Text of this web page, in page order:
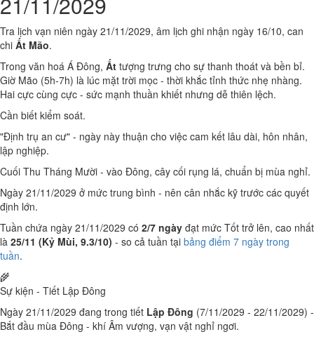
Tra lịch vạn niên ngày 21/11/2029, âm lịch ghi nhận ngày 16/10, can
chi Ất Mão.
Trong văn hoá Á Đông, Ất tượng trưng cho sự thanh thoát và bền bỉ.
Giờ Mão (5h-7h) là lúc mặt trời mọc - thời khắc tỉnh thức nhẹ nhàng.
Hai cực cùng cực - sức mạnh thuần khiết nhưng dễ thiên lệch.
Cần biết kiểm soát.
"Định trụ an cư" - ngày này thuận cho việc cam kết lâu dài, hôn nhân,
lập nghiệp.
Cuối Thu Tháng Mười - vào Đông, cây cối rụng lá, chuẩn bị mùa nghỉ.
Ngày 21/11/2029 ở mức trung bình - nên cân nhắc kỹ trước các quyết
định lớn.
Tuần chứa ngày 21/11/2029 có 2/7 ngày đạt mức Tốt trở lên, cao nhất
là 25/11 (Kỷ Mùi, 9.3/10) - so cả tuần tại bảng điểm 7 ngày trong
tuần.
🌾
Sự kiện - Tiết Lập Đông
Ngày 21/11/2029 đang trong tiết Lập Đông (7/11/2029 - 22/11/2029) -
Bắt đầu mùa Đông - khí Âm vượng, vạn vật nghỉ ngơi.